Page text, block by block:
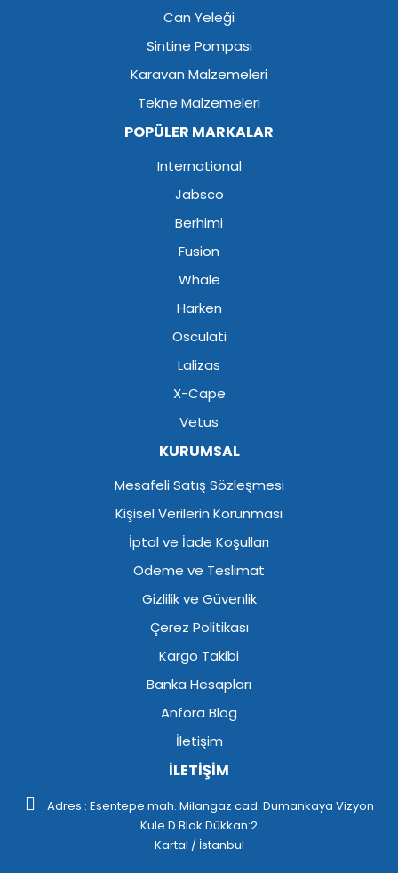
Can Yeleği
Sintine Pompası
Karavan Malzemeleri
Tekne Malzemeleri
POPÜLER MARKALAR
International
Jabsco
Berhimi
Fusion
Whale
Harken
Osculati
Lalizas
X-Cape
Vetus
KURUMSAL
Mesafeli Satış Sözleşmesi
Kişisel Verilerin Korunması
İptal ve İade Koşulları
Ödeme ve Teslimat
Gizlilik ve Güvenlik
Çerez Politikası
Kargo Takibi
Banka Hesapları
Anfora Blog
İletişim
İLETİŞİM
Adres : Esentepe mah. Milangaz cad. Dumankaya Vizyon
Kule D Blok Dükkan:2
Kartal / İstanbul